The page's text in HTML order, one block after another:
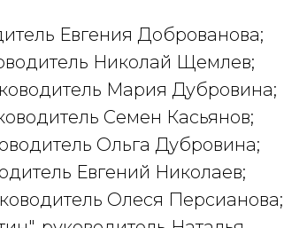
Евгения Доброванова;
Николай Щемлев;
Мария Дубровина;
Семен Касьянов;
Ольга Дубровина;
Евгений Николаев;
Олеся Персианова;